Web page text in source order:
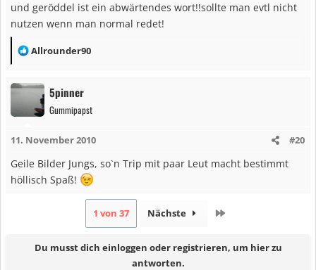
und geröddel ist ein abwärtendes wort!!sollte man evtl nicht
nutzen wenn man normal redet!
R
a
t
o
Allrounder90
5pinner
Gummipapst
11. November 2010 #20
Geile Bilder Jungs, so`n Trip mit paar Leut macht bestimmt
höllisch Spaß!
1 von 37 Nächste
Du musst dich einloggen oder registrieren, um hier zu
antworten.